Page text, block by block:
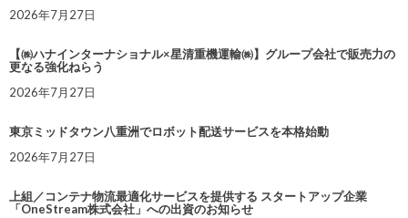
2026年7月27日
【㈱ハナインターナショナル×星清重機運輸㈱】グループ会社で販売力の
更なる強化ねらう
2026年7月27日
東京ミッドタウン八重洲でロボット配送サービスを本格始動
2026年7月27日
上組／コンテナ物流最適化サービスを提供する スタートアップ企業
「OneStream株式会社」への出資のお知らせ